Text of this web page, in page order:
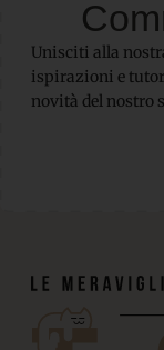
Unisciti alla
ispirazioni e
novità del nostro